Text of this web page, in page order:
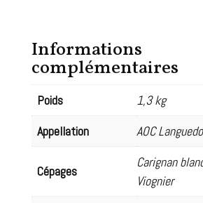
D'ombre
et
lumière
blanc
2018
Informations
complémentaires
Poids
1,3 kg
Appellation
AOC
Cépages
Carignan
Viognier